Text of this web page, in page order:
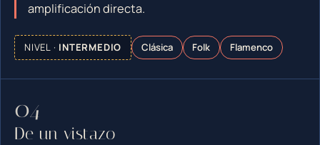
amplificación directa.
NIVEL · INTERMEDIO Clásica Folk Flamenco
De un vistazo